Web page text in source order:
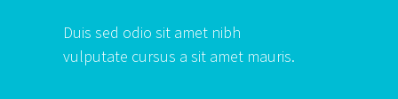
Duis sed odio sit amet nibh
vulputate cursus a sit amet mauris.